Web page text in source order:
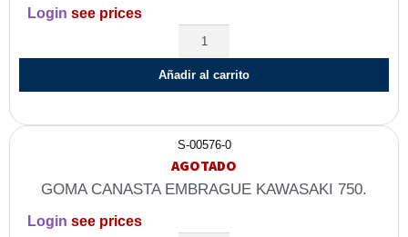
Login see prices
Añadir al carrito
S-00576-0
AGOTADO
GOMA CANASTA EMBRAGUE KAWASAKI 750.
Login see prices